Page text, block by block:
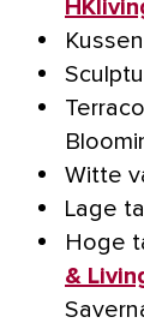
Witte
Lage
Hoge
&